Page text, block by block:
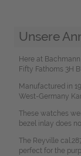
Unsere
Here at
Fifty Fathoms 3H
Manufactured in
West-Germany
These watches
bezel inlay does
The Reyville
perfect for the